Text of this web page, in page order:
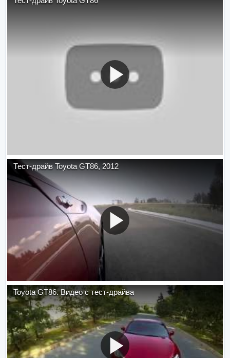
Тест-драйв Toyota GT86, 2012
Toyota GT86. Видео с тест-драйва